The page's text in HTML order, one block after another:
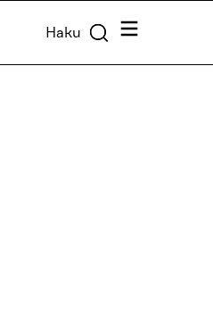
Haku Valikko